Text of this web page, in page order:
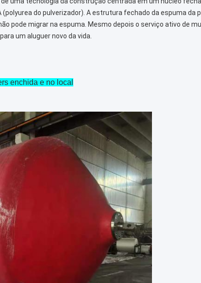
do pulverizador). A estrutura fechado da espuma da
pode migrar na espuma. Mesmo depois o serviço ativo de
um aluguer novo da vida.
enchida e no local